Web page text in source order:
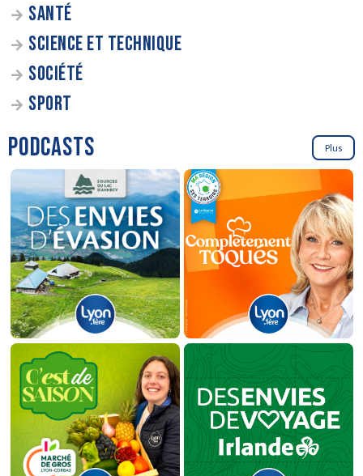
SANTÉ
SCIENCE ET TECHNIQUE
SOCIÉTÉ
SPORT
PODCASTS Plus